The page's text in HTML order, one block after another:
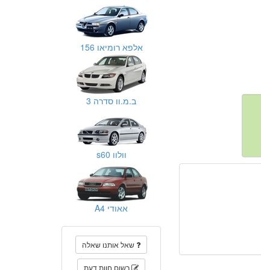
אלפא רומיאו 156
ב.מ.וו סדרה 3
וולוו s60
אאודי A4
שאל אותנו שאלה
רשום חוות דעת